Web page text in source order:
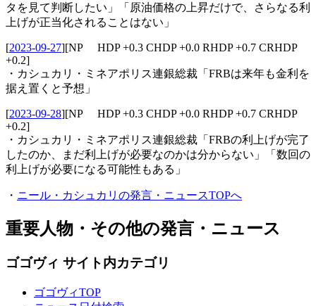
タを見て判断したい」「原油価格の上昇だけで、さらなる利
上げが正当化されることはない」
[2023-09-27][NP HDP +0.3 CHDP +0.0 RHDP +0.7 CRHDP
+0.2]
・カシュカリ・ミネアポリス連銀総裁「FRBは来年も金利を
据え置くと予想」
[2023-09-28][NP HDP +0.3 CHDP +0.0 RHDP +0.7 CRHDP
+0.2]
・カシュカリ・ミネアポリス連銀総裁「FRBの利上げが完了
したのか、まだ利上げが必要なのかは分からない」「数回の
利上げが必要になる可能性もある」
・ ニール・カシュカリの発言・ニュースTOPへ
重要人物・その他の発言・ニュース
ゴゴヴィ サイト内カテゴリ
ゴゴヴィTOP